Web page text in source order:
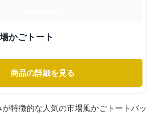
かごトート
商品の詳細を見る
特徴的な人気の市場風かごトートバッ